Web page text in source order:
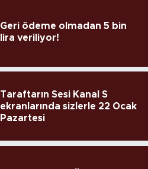
Geri ödeme olmadan 5 bin
lira veriliyor!
Taraftarın Sesi Kanal S
ekranlarında sizlerle 22 Ocak
Pazartesi